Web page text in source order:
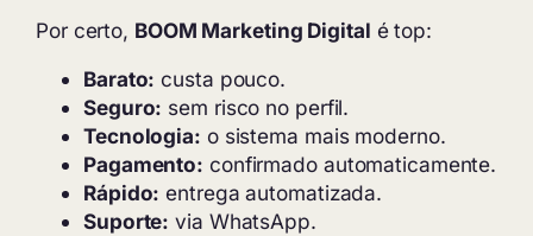
Por certo, BOOM Marketing Digital é top:
Barato: custa pouco.
Seguro: sem risco no perfil.
Tecnologia: o sistema mais moderno.
Pagamento: confirmado automaticamente.
Rápido: entrega automatizada.
Suporte: via WhatsApp.